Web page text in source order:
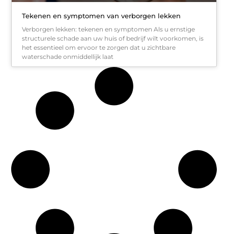
Tekenen en symptomen van verborgen lekken
Verborgen lekken: tekenen en symptomen Als u ernstige
structurele schade aan uw huis of bedrijf wilt voorkomen, is
het essentieel om ervoor te zorgen dat u zichtbare
waterschade onmiddellijk laat